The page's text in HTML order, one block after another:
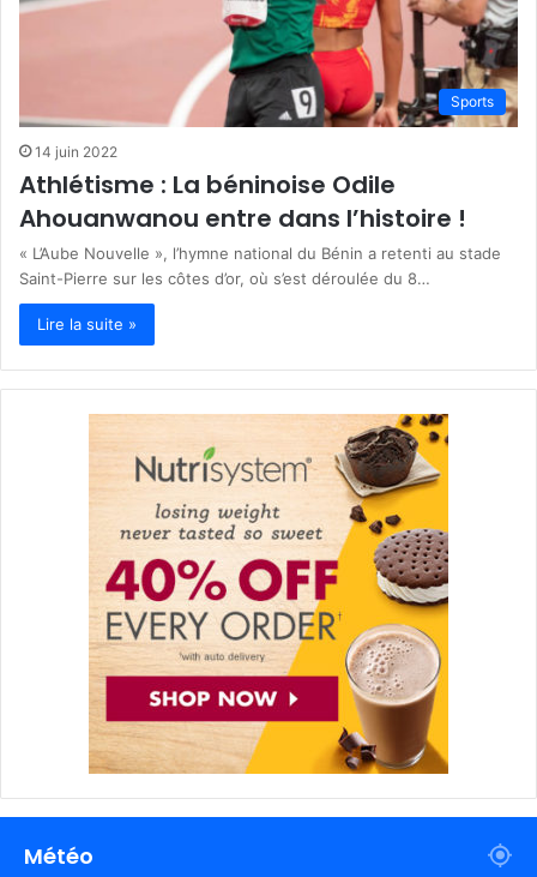
Sports
14 juin 2022
Athlétisme : La béninoise Odile
Ahouanwanou entre dans l’histoire !
« L’Aube Nouvelle », l’hymne national du Bénin a retenti au stade
Saint-Pierre sur les côtes d’or, où s’est déroulée du 8…
Lire la suite »
Météo